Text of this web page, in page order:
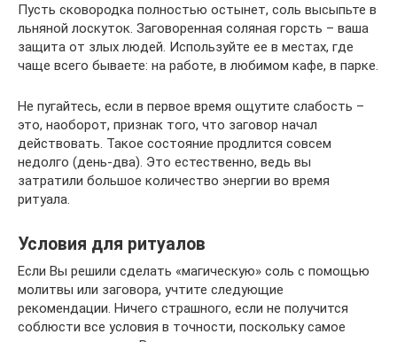
Пусть сковородка полностью остынет, соль высыпьте в
льняной лоскуток. Заговоренная соляная горсть – ваша
защита от злых людей. Используйте ее в местах, где
чаще всего бываете: на работе, в любимом кафе, в парке.
Не пугайтесь, если в первое время ощутите слабость –
это, наоборот, признак того, что заговор начал
действовать. Такое состояние продлится совсем
недолго (день-два). Это естественно, ведь вы
затратили большое количество энергии во время
ритуала.
Условия для ритуалов
Если Вы решили сделать «магическую» соль с помощью
молитвы или заговора, учтите следующие
рекомендации. Ничего страшного, если не получится
соблюсти все условия в точности, поскольку самое